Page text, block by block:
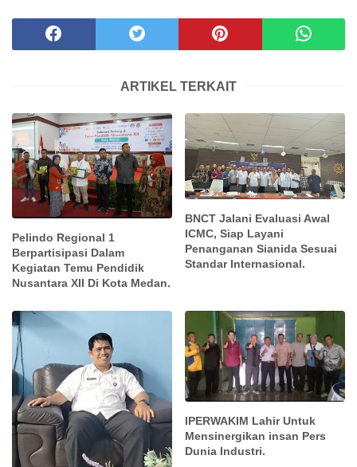
ARTIKEL TERKAIT
Pelindo Regional 1
Berpartisipasi Dalam
Kegiatan Temu Pendidik
Nusantara XII Di Kota Medan.
BNCT Jalani Evaluasi Awal
ICMC, Siap Layani
Penanganan Sianida Sesuai
Standar Internasional.
IPERWAKIM Lahir Untuk
Mensinergikan insan Pers
Dunia Industri.